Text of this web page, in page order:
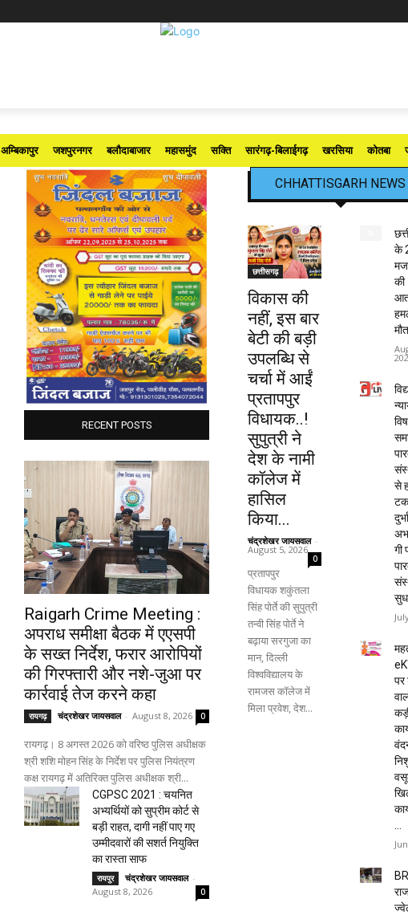
अम्बिकापुर जशपुरनगर बलौदाबाजार महासमुंद सक्ति सारंगढ़-बिलाईगढ़ खरसिया कोतबा
RECENT POSTS
Raigarh Crime Meeting :
अपराध समीक्षा बैठक में एएसपी
के सख्त निर्देश, फरार आरोपियों
की गिरफ्तारी और नशे-जुआ पर
कार्रवाई तेज करने कहा
रायगढ़ चंद्रशेखर जायसवाल - August 8, 2026 0
रायगढ़। 8 अगस्त 2026 को वरिष्ठ पुलिस अधीक्षक
श्री शशि मोहन सिंह के निर्देश पर पुलिस नियंत्रण
कक्ष रायगढ़ में अतिरिक्त पुलिस अधीक्षक श्री...
CGPSC 2021 : चयनित
अभ्यर्थियों को सुप्रीम कोर्ट से
बड़ी राहत, दागी नहीं पाए गए
उम्मीदवारों की सशर्त नियुक्ति
का रास्ता साफ
रायपुर चंद्रशेखर जायसवाल -
August 8, 2026
0
CHHATTISGARH NEWS
छत्तीसगढ़
विकास की
नहीं, इस बार
बेटी की बड़ी
उपलब्धि से
चर्चा में आईं
प्रतापपुर
विधायक..!
सुपुत्री ने
देश के नामी
कॉलेज में
हासिल
किया...
चंद्रशेखर जायसवाल -
August 5, 2026
0
प्रतापपुर
विधायक शकुंतला
सिंह पोर्ते की सुपुत्री
तन्वी सिंह पोर्ते ने
बढ़ाया सरगुजा का
मान, दिल्ली
विश्वविद्यालय के
रामजस कॉलेज में
मिला प्रवेश, देश...
के
की
से
गी